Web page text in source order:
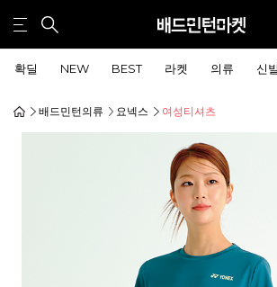
확딜 NEW BEST 라켓 의류 신
배드민턴의류 요넥스 여성티셔츠